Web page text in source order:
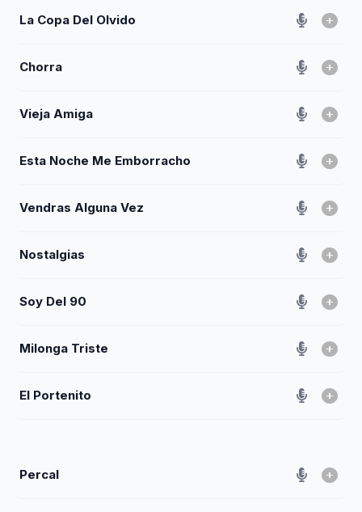
La Copa Del Olvido
Chorra
Vieja Amiga
Esta Noche Me Emborracho
Vendras Alguna Vez
Nostalgias
Soy Del 90
Milonga Triste
El Portenito
Percal